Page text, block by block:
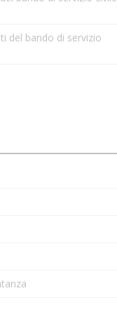
del bando di servizio